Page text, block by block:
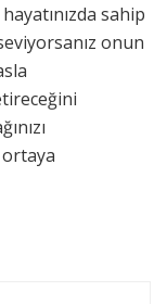
sahip
onun